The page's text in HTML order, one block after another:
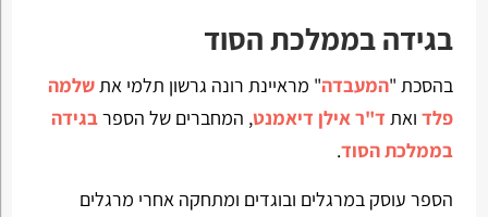
בגידה בממלכת הסוד
בהסכת "המעבדה" מראיינת רונה גרשון תלמי אתשלמה
פלדואת ד"ר אילן דיאמנט, המחברים של הספרבגידה
בממלכת הסוד.
הספר עוסק במרגלים ובוגדים ומתחקה אחרי מרגלים